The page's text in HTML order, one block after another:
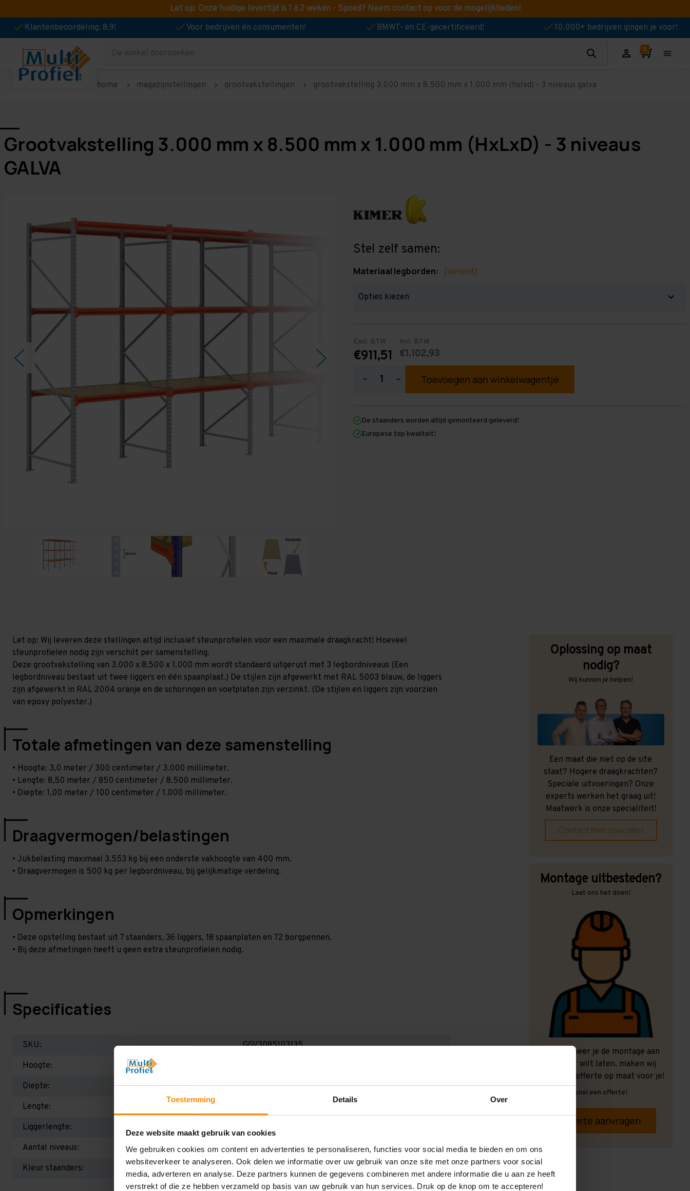
Toestemming Details Over
Deze website maakt gebruik van cookies
We gebruiken cookies om content en advertenties te personaliseren, functies voor social media te bieden en om ons
websiteverkeer te analyseren. Ook delen we informatie over uw gebruik van onze site met onze partners voor social
media, adverteren en analyse. Deze partners kunnen de gegevens combineren met andere informatie die u aan ze heeft
verstrekt of die ze hebben verzameld op basis van uw gebruik van hun services. Druk op de knop om te accepteren!
Let op: Onze huidige levertijd is 1 á 2 weken - Spoed? Neem contact op voor de mogelijkheden!
Klantenbeoordeling: 8,9!
Voor bedrijven én consumenten! BMWT- en CE-gecertificeerd! 10.000+ bedrijven gingen je voor!
Zoeken
home magazijnstellingen grootvakstellingen grootvakstelling 3.000 mm x 8.500 mm x 1.000 mm (hxlxd) - 3 niveaus galva
Grootvakstelling 3.000 mm x 8.500 mm x 1.000 mm (HxLxD) - 3 niveaus
GALVA
Stel zelf samen:
Materiaal legborden: (Vereist)
Excl. BTW
€911,51
Incl. BTW
€1.102,93
Hoeveelheid
3.000
mm
x
8.500
Hoeveelheid
verhogen
3.000
mm
x
8.500
De staanders worden altijd gemonteerd geleverd!
Europese top kwaliteit!
Let op: Wij leveren deze stellingen altijd inclusief steunprofielen voor een maximale draagkracht! Hoeveel
steunprofielen nodig zijn verschilt per samenstelling.
Deze grootvakstelling van 3.000 x 8.500 x 1.000 mm wordt standaard uitgerust met 3 legbordniveaus (Een
legbordniveau bestaat uit twee liggers en één spaanplaat.) De stijlen zijn afgewerkt met RAL 5003 blauw, de liggers
zijn afgewerkt in RAL 2004 oranje en de schoringen en voetplaten zijn verzinkt. (De stijlen en liggers zijn voorzien
van epoxy polyester.)
Totale afmetingen van deze samenstelling
• Hoogte: 3,0 meter / 300 centimeter / 3.000 millimeter.
• Lengte: 8,50 meter / 850 centimeter / 8.500 millimeter.
• Diepte: 1,00 meter / 100 centimeter / 1.000 millimeter.
Draagvermogen/belastingen
• Jukbelasting maximaal 3.553 kg bij een onderste vakhoogte van 400 mm.
• Draagvermogen is 500 kg per legbordniveau, bij gelijkmatige verdeling.
Opmerkingen
• Deze opstelling bestaat uit 7 staanders, 36 liggers, 18 spaanplaten en 72 borgpennen.
• Bij deze afmetingen heeft u geen extra steunprofielen nodig.
Specificaties
SKU:
GGV3085103135
Hoogte:
Diepte:
1.000 mm
Lengte:
Liggerlengte:
1.350 mm
Aantal niveaus:
3
Kleur staanders:
Oplossing op maat
nodig?
Wij kunnen je helpen!
Een maat die niet op de site
staat? Hogere draagkrachten?
Speciale uitvoeringen? Onze
experts werken het graag uit!
Maatwerk is onze specialiteit!
Contact met specialist
Montage uitbesteden?
Laat ons het doen!
Ook wanneer je de montage aan
ons over wilt laten, maken wij
graag een offerte op maat voor je!
Vrijblijvend, snel een offerte!
Offerte aanvragen